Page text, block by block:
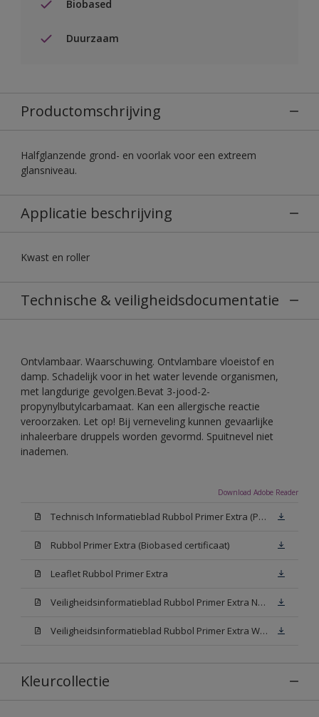
Biobased
Duurzaam
Productomschrijving
Halfglanzende grond- en voorlak voor een extreem
glansniveau.
Applicatie beschrijving
Kwast en roller
Technische & veiligheidsdocumentatie
Ontvlambaar. Waarschuwing. Ontvlambare vloeistof en
damp. Schadelijk voor in het water levende organismen,
met langdurige gevolgen.Bevat 3-jood-2-
propynylbutylcarbamaat. Kan een allergische reactie
veroorzaken. Let op! Bij verneveling kunnen gevaarlijke
inhaleerbare druppels worden gevormd. Spuitnevel niet
inademen.
Download Adobe Reader
Technisch Informatieblad Rubbol Primer Extra (PDF)
Rubbol Primer Extra (Biobased certificaat)
Leaflet Rubbol Primer Extra
Veiligheidsinformatieblad Rubbol Primer Extra N00 (MSDS)
Veiligheidsinformatieblad Rubbol Primer Extra White W05 (MSDS)
Kleurcollectie